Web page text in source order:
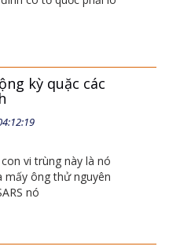
kỳ quặc các
vi trùng này là nó
mấy ông thử nguyên
nó